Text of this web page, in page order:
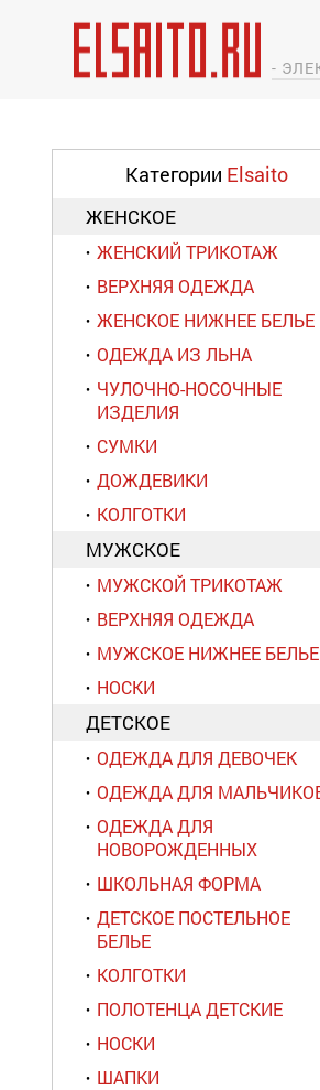
-
Категории Elsaito
ЖЕНСКОЕ
ЖЕНСКИЙ ТРИКОТАЖ
ВЕРХНЯЯ ОДЕЖДА
ЖЕНСКОЕ НИЖНЕЕ БЕЛЬЕ
ОДЕЖДА ИЗ ЛЬНА
ЧУЛОЧНО-НОСОЧНЫЕ
ИЗДЕЛИЯ
СУМКИ
ДОЖДЕВИКИ
КОЛГОТКИ
МУЖСКОЕ
МУЖСКОЙ ТРИКОТАЖ
ВЕРХНЯЯ ОДЕЖДА
МУЖСКОЕ НИЖНЕЕ БЕЛЬЕ
НОСКИ
ДЕТСКОЕ
ОДЕЖДА ДЛЯ ДЕВОЧЕК
ОДЕЖДА ДЛЯ
ОДЕЖДА ДЛЯ
НОВОРОЖДЕННЫХ
ШКОЛЬНАЯ ФОРМА
ДЕТСКОЕ ПОСТЕЛЬНОЕ
БЕЛЬЕ
КОЛГОТКИ
ПОЛОТЕНЦА ДЕТСКИЕ
НОСКИ
ШАПКИ